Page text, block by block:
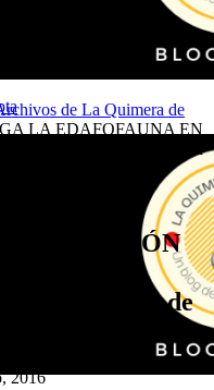
de La Quimera de
LA EDAFOFAUNA EN
de los plaguicidas en
los
las lombrices de
2016